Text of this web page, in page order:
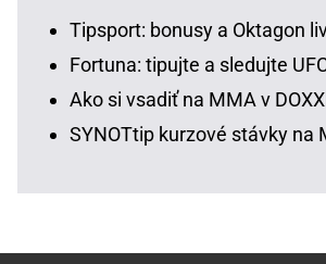
Tipsport: bonusy a Oktagon
Fortuna: tipujte a sledujte
Ako si vsadiť na MMA v
SYNOTtip kurzové stávky na